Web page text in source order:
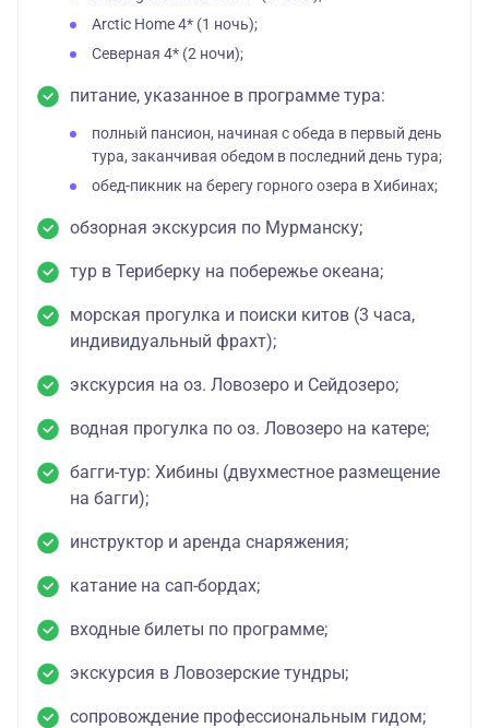
Arctic Home 4* (1 ночь);
Северная 4* (2 ночи);
питание, указанное в программе тура:
полный пансион, начиная с обеда в первый день
тура, заканчивая обедом в последний день тура;
обед-пикник на берегу горного озера в Хибинах;
обзорная экскурсия по Мурманску;
тур в Териберку на побережье океана;
морская прогулка и поиски китов (3 часа,
индивидуальный фрахт);
экскурсия на оз. Ловозеро и Сейдозеро;
водная прогулка по оз. Ловозеро на катере;
багги-тур: Хибины (двухместное размещение
на багги);
инструктор и аренда снаряжения;
катание на сап-бордах;
входные билеты по программе;
экскурсия в Ловозерские тундры;
сопровождение профессиональным гидом;